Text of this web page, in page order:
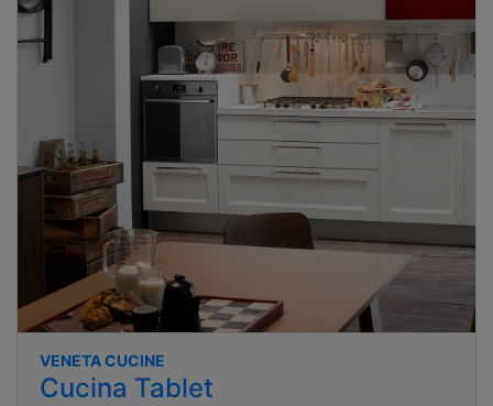
VENETA CUCINE
Cucina Tablet